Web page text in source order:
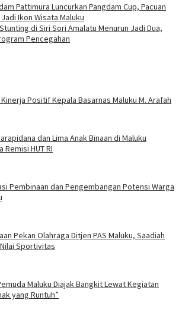
Pattimura Luncurkan Pangdam Cup, Pacuan
Ikon Wisata Maluku
di Siri Sori Amalatu Menurun Jadi Dua,
Pencegahan
Positif Kepala Basarnas Maluku M. Arafah
dan Lima Anak Binaan di Maluku
Remisi HUT RI
Pembinaan dan Pengembangan Potensi Warga
Pekan Olahraga Ditjen PAS Maluku, Saadiah
Sportivitas
Maluku Diajak Bangkit Lewat Kegiatan
yang Runtuh”